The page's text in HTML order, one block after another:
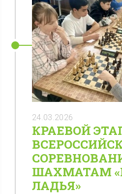
24.03.2026
КРАЕВОЙ
ШАХМАТАМ
ЛАДЬЯ»